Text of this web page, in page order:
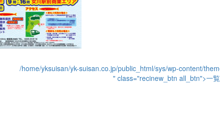
/home/yksuisan/yk-suisan.co.jp/public_html/sys/wp-content/
" class="recinew_btn all_btn">一